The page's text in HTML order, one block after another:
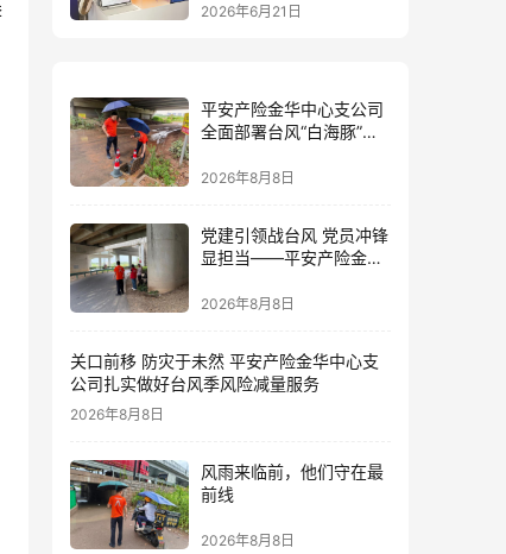
2026年6月21日
平安产险金华中心支公司
全面部署台风“白海豚”防
2026年8月8日
党建引领战台风 党员冲锋
显担当——平安产险金华
一线
2026年8月8日
关口前移 防灾于未然 平安产险金华中心支
公司扎实做好台风季风险减量服务
2026年8月8日
风雨来临前，他们守在最
前线
2026年8月8日